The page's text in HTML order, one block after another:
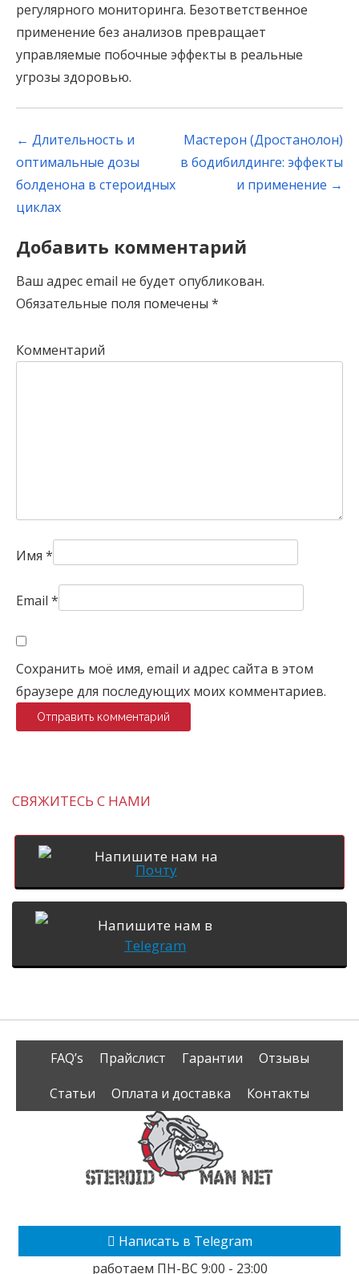
регулярного мониторинга. Безответственное
применение без анализов превращает
управляемые побочные эффекты в реальные
угрозы здоровью.
Post
navigation
← Длительность и
оптимальные дозы
болденона в стероидных
циклах
Мастерон (Дростанолон)
в бодибилдинге: эффекты
и применение →
Добавить комментарий
Ваш адрес email не будет опубликован.
Обязательные поля помечены *
Комментарий
Имя *
Email *
Сохранить моё имя, email и адрес сайта в этом
браузере для последующих моих комментариев.
СВЯЖИТЕСЬ С НАМИ
Напишите нам на
Почту
Напишите нам в
Telegram
FAQ’s Прайслист Гарантии
Отзывы
Статьи
Оплата и доставка Контакты
Написать в Telegram
работаем ПН-ВС 9:00 - 23:00